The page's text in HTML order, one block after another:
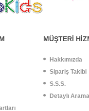
MÜŞTERİ
Hakkımızda
Sipariş Takibi
S.S.S.
Detaylı Arama